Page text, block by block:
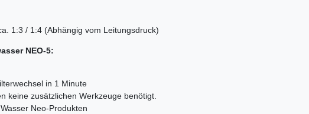
1:3 / 1:4 (Abhängig vom Leitungsdruck)
NEO-5:
in 1 Minute
keine zusätzlichen Werkzeuge benötigt.
Neo-Produkten